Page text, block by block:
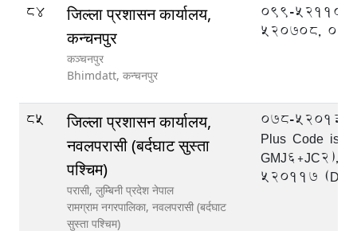
84
जिल्ला प्रशासन कार्यालय,
कन्चनपुर
कञ्चनपुर
Bhimdatt, कन्चनपुर
099-
520708,
85
जिल्ला प्रशासन कार्यालय,
नवलपरासी (बर्दघाट सुस्ता
पश्चिम)
परासी, लुम्बिनी प्रदेश नेपाल
रामग्राम नगरपालिका, नवलपरासी (बर्दघाट
सुस्ता पश्चिम)
078-520133,
Plus Code is:-
GMJ6+JC2),
520117